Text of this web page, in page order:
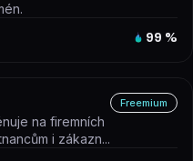
99 %
Freemium
na firemních
i zákazn...